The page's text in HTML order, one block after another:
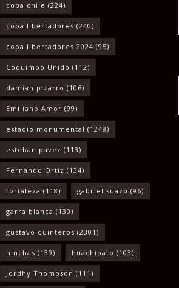
copa chile (224)
copa libertadores (240)
copa libertadores 2024 (95)
Coquimbo Unido (112)
damian pizarro (106)
Emiliano Amor (99)
estadio monumental (1248)
esteban pavez (113)
Fernando Ortiz (134)
fortaleza (118) gabriel suazo (96)
garra blanca (130)
gustavo quinteros (2301)
hinchas (139) huachipato (103)
Jordhy Thompson (111)